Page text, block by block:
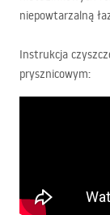
niepowtarzalną
Instrukcja
prysznicowym: